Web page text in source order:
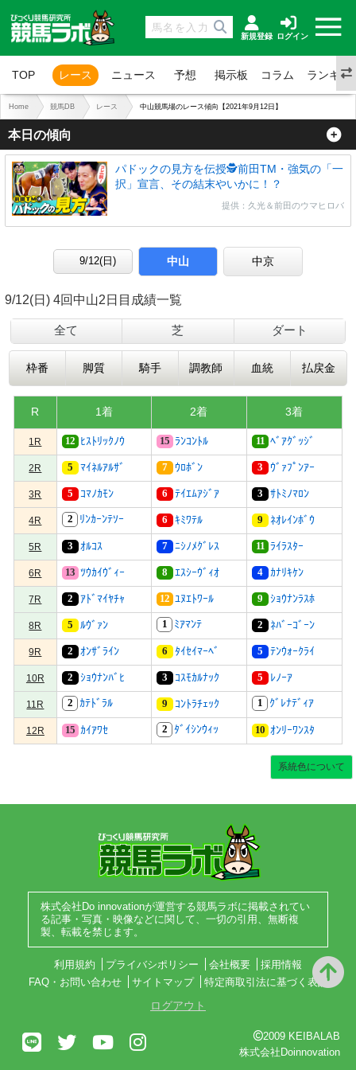
新規登録 ログイン
TOP レース ニュース 予想 掲示板 コラム ランキン
Home 競馬DB レース 中山競馬場のレース傾向【2021年9月12日】
本日の傾向
パドックの見方を伝授🕵前田TM・強気の「一
択」宣言、その結末やいかに！？
提供：久光＆前田のウマヒロバ
中山 中京
9/12(日) 4回中山2日目成績一覧
全て 芝 ダート
枠番 脚質 騎手 調教師 血統 払戻金
R 1着 2着 3着
1R 12 ﾋｽﾄﾘｯｸﾉｳ 15 ﾗﾝｺﾝﾄﾙ 11 ﾍﾞｱｸﾞｯｼﾞ
2R 5 ﾏｲﾈﾙｱﾙｻﾞ 7 ｳﾛﾎﾞﾝ 3 ｳﾞｧﾌﾟﾝｱｰ
3R 5 ｺﾏﾉｶﾓﾝ 6 ﾃｲｴﾑｱｼﾞｱ 3 ｻﾄﾐﾉﾏﾛﾝ
4R 2 ﾘﾝｶｰﾝﾃｿｰ 6 ｷﾐﾜﾃﾙ 9 ﾈｵﾚｲﾝﾎﾞｳ
5R 3 ｵﾙｺｽ 7 ﾆｼﾉﾒｸﾞﾚｽ 11 ﾗｲﾗｽﾀｰ
6R 13 ﾂｳｶｲｳﾞｨｰ 8 ｴｽｼｰｳﾞｨｵ 4 ｶﾅﾘｷｹﾝ
7R 2 ｱﾄﾞﾏｲﾔﾁｬ 12 ﾕﾇｴﾄﾜｰﾙ 9 ｼｮｳﾅﾝﾗｽﾎ
8R 5 ﾙｳﾞｧﾝ 1 ﾐｱﾏﾝﾃ 2 ﾈﾊﾞｰｺﾞｰﾝ
9R 2 ｵﾝｻﾞﾗｲﾝ 6 ﾀｲｾｲﾏｰﾍﾞ 5 ﾃﾝｳｫｰｸﾗｲ
10R 2 ｼｮｳﾅﾝﾊﾞﾋ 3 ｺｽﾓｶﾙﾅｯｸ 5 ﾚﾉｰｱ
11R 2 ｶﾃﾄﾞﾗﾙ 9 ｺﾝﾄﾗﾁｪｯｸ 1 ｸﾞﾚﾅﾃﾞｨｱ
12R 15 ｶｲｱﾜｾ 2 ﾀﾞｲｼﾝｳｨｯ 10 ｵﾝﾘｰﾜﾝｽﾀ
系統色について
株式会社Do innovationが運営する競馬ラボに掲載されてい
る記事・写真・映像などに関して、一切の引用、無断複
製、転載を禁じます。
利用規約 プライバシポリシー 会社概要
採用情報
FAQ・お問い合わせ
サイトマップ 特定商取引法に基づく表記
ログアウト
2009 KEIBALAB
株式会社Doinnovation